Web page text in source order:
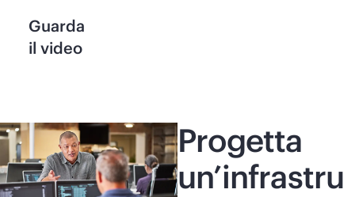
Guarda
il video
Progetta
un’infrastru